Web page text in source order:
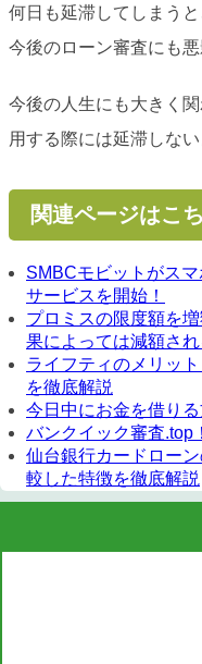
何日も延滞してしまう
今後のローン審査にも悪
今後の人生にも大きく
用する際には延滞しな
関連ページはこ
SMBCモビットがス
サービスを開始！
プロミスの限度額を
果によっては減額さ
ライフティのメリッ
を徹底解説
今日中にお金を借り
バンクイック審査.top
仙台銀行カードロー
較した特徴を徹底解説